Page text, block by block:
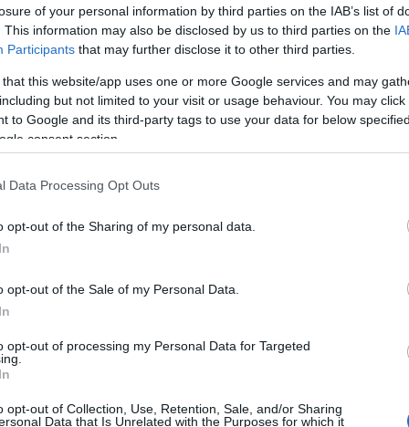
of your personal information by third parties on the IAB’s list of
This information may also be disclosed by us to third parties on the
Participants that may further disclose it to other third parties.
that this website/app uses one or more Google services and may
but not limited to your visit or usage behaviour. You may
to Google and its third-party tags to use your data for below
consent section.
Data Processing Opt Outs
opt-out of the Sharing of my personal data.
opt-out of the Sale of my Personal Data.
opt-out of processing my Personal Data for Targeted
opt-out of Collection, Use, Retention, Sale, and/or Sharing
Data that Is Unrelated with the Purposes for which it
παιδί κάτω των 13 ετών κατά τη
δεν υπόκειται σε στέρηση της
τις πράξεις, αλλά μπορεί να του
ο κατηγορούμενος αντιμετωπίζει
διέπραξε μετά την ηλικία των 13 ετών.